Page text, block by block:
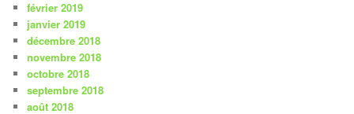
février 2019
janvier 2019
décembre 2018
novembre 2018
octobre 2018
septembre 2018
août 2018